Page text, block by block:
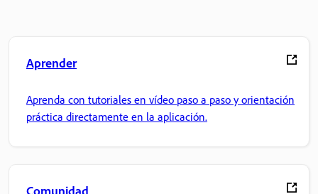
Aprender
Aprenda con tutoriales en vídeo paso a paso y orientación
práctica directamente en la aplicación.
Comunidad